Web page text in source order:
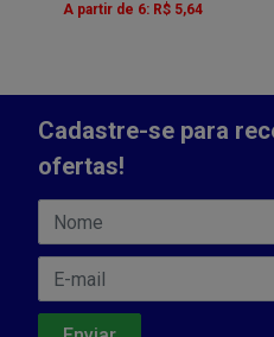
A partir de 6: R$ 5,64
Cadastre-se para
ofertas!